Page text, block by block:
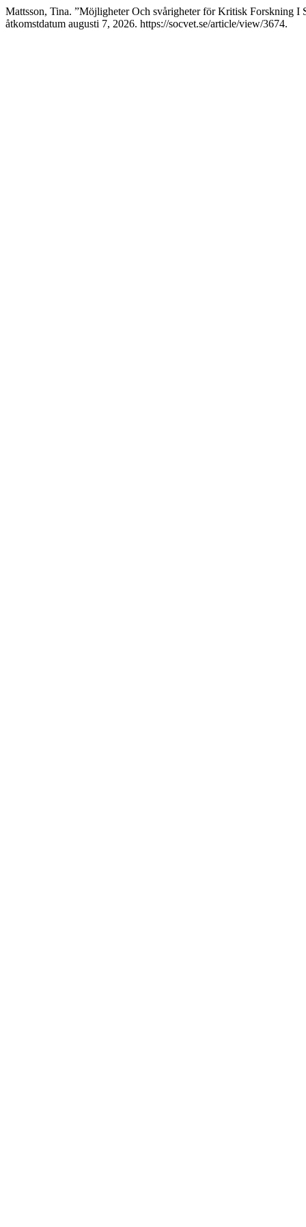
Mattsson, Tina. ”Möjligheter Och svårigheter för Kritisk Forskning I
åtkomstdatum augusti 7, 2026. https://socvet.se/article/view/3674.